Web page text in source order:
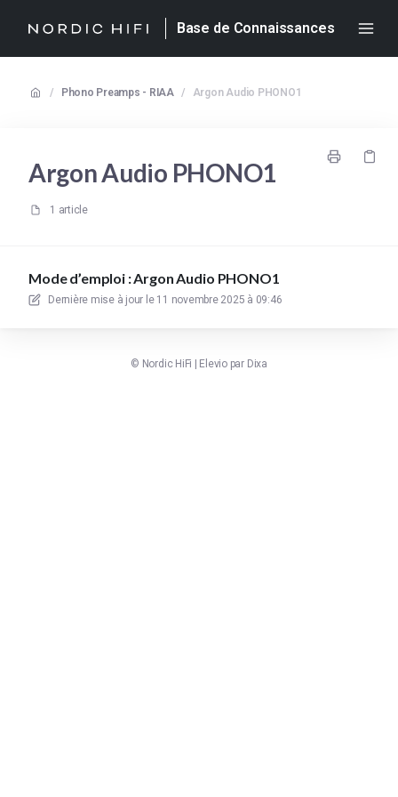
Base de Connaissances
/ Phono Preamps - RIAA / Argon Audio PHONO1
Argon Audio PHONO1
1 article
Mode d’emploi : Argon Audio PHONO1
Dernière mise à jour le 11 novembre 2025 à 09:46
© Nordic HiFi Elevio par Dixa